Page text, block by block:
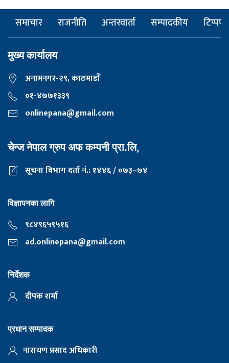
समाचार राजनीति अन्तरवार्ता सम्पादकीय टिप्पणी
मुख्य कार्यालय
अनामनगर-२९, काठमाडाैँ
०१-४७७१३३९
onlinepana@gmail.com
चेन्ज नेपाल ग्रुप अफ कम्पनी प्रा.लि,
सूचना विभाग दर्ता नं.: १४४६ / ०७३–७४
विज्ञापनका लागि
९८४९६५९५१६
ad.onlinepana@gmail.com
निर्देशक
दीपक शर्मा
प्रधान सम्पादक
नारायण प्रसाद अधिकारी